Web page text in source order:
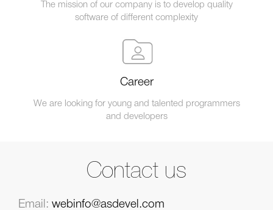
The mission of our company is to develop quality
software of different complexity
Career
We are looking for young and talented programmers
and developers
Contact us
Email: webinfo@asdevel.com